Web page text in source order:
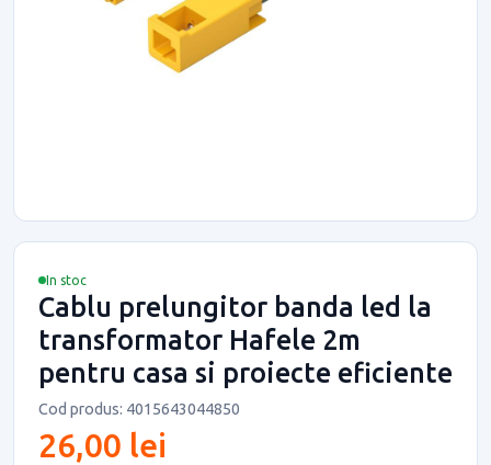
In stoc
Cablu prelungitor banda led la
transformator Hafele 2m
pentru casa si proiecte eficiente
Cod produs: 4015643044850
26,00 lei